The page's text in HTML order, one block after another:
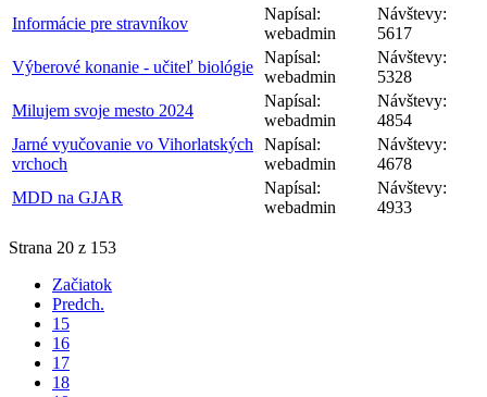
Informácie pre stravníkov
Napísal:
webadmin
Návštevy:
5617
Výberové konanie - učiteľ biológie
Napísal:
webadmin
Návštevy:
5328
Milujem svoje mesto 2024
Napísal:
webadmin
Návštevy:
4854
Jarné vyučovanie vo Vihorlatských
vrchoch
Napísal:
webadmin
Návštevy:
4678
MDD na GJAR
Napísal:
webadmin
Návštevy:
4933
Strana 20 z 153
Začiatok
Predch.
15
16
17
18